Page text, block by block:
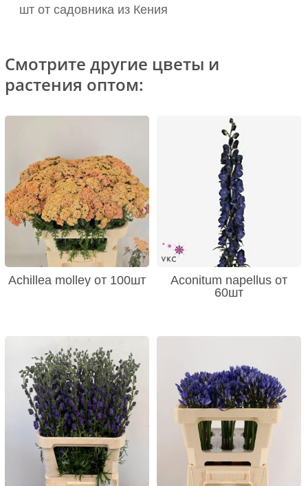
шт от садовника из Кения
Смотрите другие цветы и
растения оптом:
Achillea molley от 100шт
Aconitum napellus от
60шт